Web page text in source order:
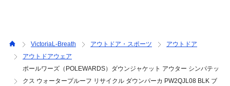
※一部商品において弊社カラー表記がメーカーカラー表記と異
なる場合があります。
※ブラウザやお使いのモニター環境により、掲載画像と実際の
商品の色味が若干異なる場合があります。
VictoriaL-Breath アウトドア・スポーツ
アウトドア
アウトドアウェア
ポールワーズ（POLEWARDS）ダウンジャケット アウター シンパテッ
クス ウォータープルーフ リサイクル ダウンパーカ PW2QJL08 BLK ブ